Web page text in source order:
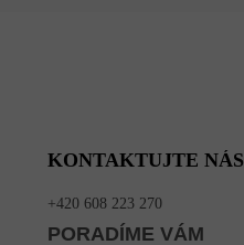
KONTAKTUJTE NÁS
+420 608 223 270
PORADÍME VÁM